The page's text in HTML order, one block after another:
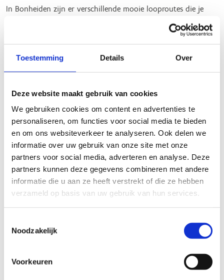
Toestemming Details Over
Deze website maakt gebruik van cookies
We gebruiken cookies om content en advertenties te
personaliseren, om functies voor social media te bieden
en om ons websiteverkeer te analyseren. Ook delen we
informatie over uw gebruik van onze site met onze
partners voor social media, adverteren en analyse. Deze
partners kunnen deze gegevens combineren met andere
informatie die u aan ze heeft verstrekt of die ze hebben
verzameld op basis van uw gebruik van hun services.
Noodzakelijk
Voorkeuren
In Bonheiden zijn er verschillende mooie looproutes die je
kunt verkennen. Deze routes zijn ideaal voor zowel beginners
als gevorderde lopers en beloopbaar in winter en zomer.
Hier zijn een paar opties:
Looproute Bonheiden - blauw: Deze route is 4,4 km
prachtige natuur van Bonheiden.
Looproute Bonheiden - Peulis
: Deze omloop heeft
drie lussen:
Groene lus: 3,6 km
Rode lus: 3,6 km
Blauwe lus: 4,3 km
Startplaatsen